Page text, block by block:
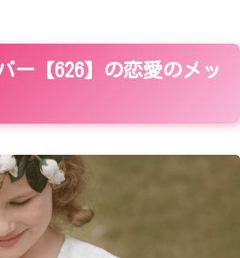
ー【626】の恋愛のメッ